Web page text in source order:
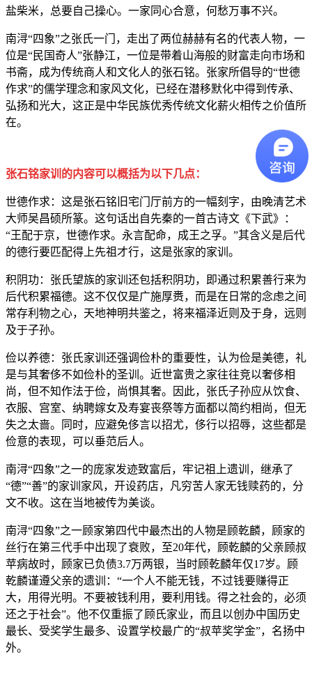
盐柴米，总要自己操心。一家同心合意，何愁万事不兴。
南浔“四象”之张氏一门，走出了两位赫赫有名的代表人物，一
位是“民国奇人”张静江，一位是带着山海般的财富走向市场和
书斋，成为传统商人和文化人的张石铭。张家所倡导的“世德
作求”的儒学理念和家风文化，已经在潜移默化中得到传承、
弘扬和光大，这正是中华民族优秀传统文化薪火相传之价值所
在。
张石铭家训的内容可以概括为以下几点：
世德作求：这是张石铭旧宅门厅前方的一幅刻字，由晚清艺术
大师吴昌硕所篆。这句话出自先秦的一首古诗文《下武》：
“王配于京，世德作求。永言配命，成王之孚。”其含义是后代
的德行要匹配得上先祖才行，这是张家的家训。
积阴功：张氏望族的家训还包括积阴功，即通过积累善行来为
后代积累福德。这不仅仅是广施厚赉，而是在日常的念虑之间
常存利物之心，天地神明共鉴之，将来福泽近则及于身，远则
及于子孙。
俭以养德：张氏家训还强调俭朴的重要性，认为俭是美德，礼
是与其奢侈不如俭朴的圣训。近世富贵之家往往竞以奢侈相
尚，但不知作法于俭，尚惧其奢。因此，张氏子孙应从饮食、
衣服、宫室、纳聘嫁女及寿宴丧祭等方面都以简约相尚，但无
失之太啬。同时，应避免侈言以招尤，侈行以招辱，这些都是
俭意的表现，可以垂范后人。
南浔“四象”之一的庞家发迹致富后，牢记祖上遗训，继承了
“德”“善”的家训家风，开设药店，凡穷苦人家无钱赎药的，分
文不收。这在当地被传为美谈。
南浔“四象”之一顾家第四代中最杰出的人物是顾乾麟，顾家的
丝行在第三代手中出现了衰败，至20年代，顾乾麟的父亲顾叔
苹病故时，顾家已负债3.7万两银，当时顾乾麟年仅17岁。顾
乾麟谨遵父亲的遗训：“一个人不能无钱，不过钱要赚得正
大，用得光明。不要被钱利用，要利用钱。得之社会的，必须
还之于社会”。他不仅重振了顾氏家业，而且以创办中国历史
最长、受奖学生最多、设置学校最广的“叔苹奖学金”，名扬中
外。